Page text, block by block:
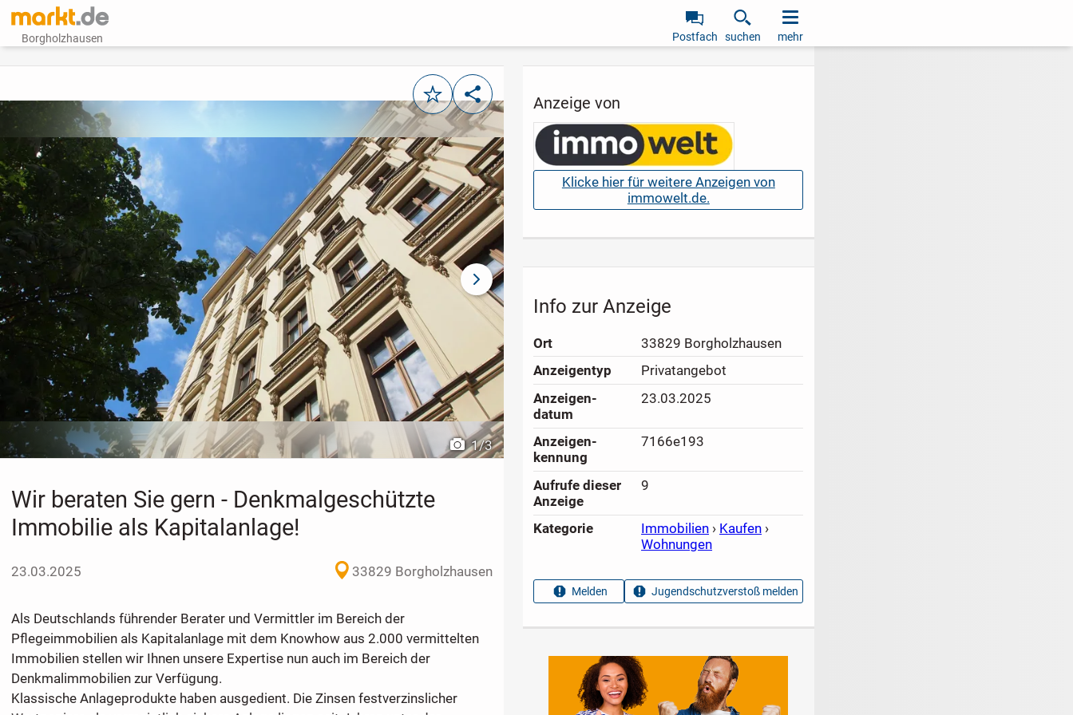
Borgholzhausen Postfach suchen mehr
MerkenTeilen
vorheriges Bild
1/3
nächstes Bild
Wir beraten Sie gern - Denkmalgeschützte
Immobilie als Kapitalanlage!
23.03.2025 33829 Borgholzhausen
Als Deutschlands führender Berater und Vermittler im Bereich der
Pflegeimmobilien als Kapitalanlage mit dem Knowhow aus 2.000 vermittelten
Immobilien stellen wir Ihnen unsere Expertise nun auch im Bereich der
Denkmalimmobilien zur Verfügung.
Klassische Anlageprodukte haben ausgedient. Die Zinsen festverzinslicher
Anzeige von
Klicke hier für weitere Anzeigen von
immowelt.de.
Info zur Anzeige
Ort
33829 Borgholzhausen
Anzeigen­typ
Privatangebot
Anzeigen­
datum
23.03.2025
Anzeigen­
kennung
7166e193
Aufrufe dieser
Anzeige
9
Kategorie Immobilien › Kaufen ›
Wohnungen
Melden Jugendschutzverstoß melden